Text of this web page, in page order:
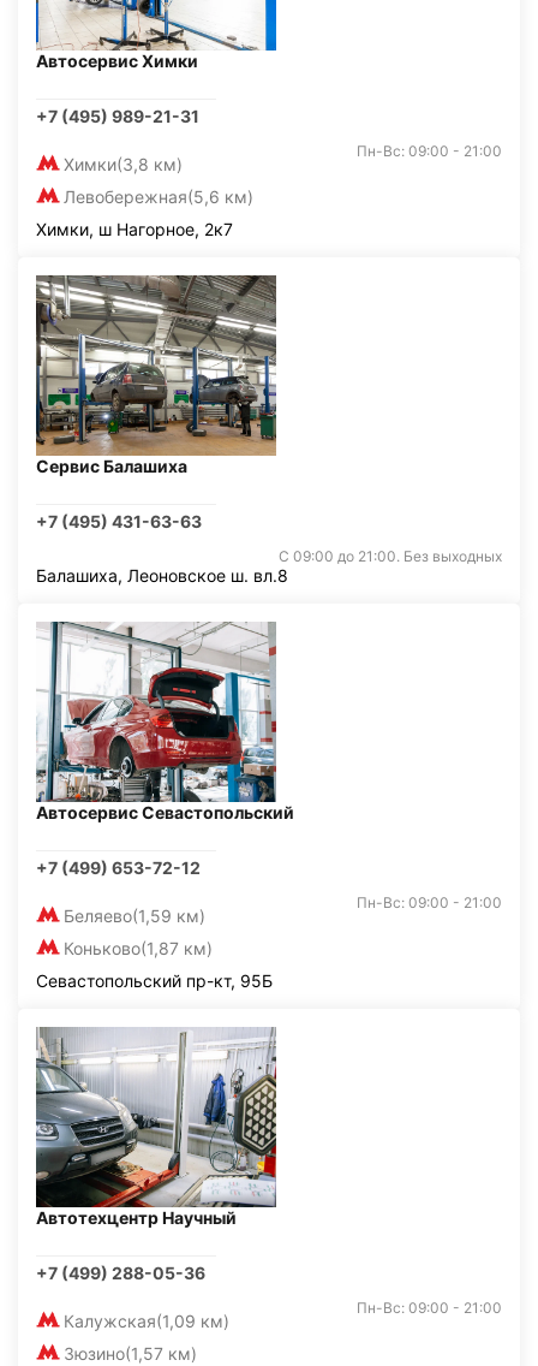
Автосервис Химки
+7 (495) 989-21-31
Химки(3,8 км)
Левобережная(5,6 км)
Пн-Вс: 09:00 - 21:00
Химки, ш Нагорное, 2к7
Сервис Балашиха
+7 (495) 431-63-63
С 09:00 до 21:00. Без выходных
Балашиха, Леоновское ш. вл.8
Автосервис Севастопольский
+7 (499) 653-72-12
Беляево(1,59 км)
Коньково(1,87 км)
Пн-Вс: 09:00 - 21:00
Севастопольский пр-кт, 95Б
Автотехцентр Научный
+7 (499) 288-05-36
Калужская(1,09 км)
Зюзино(1,57 км)
Пн-Вс: 09:00 - 21:00